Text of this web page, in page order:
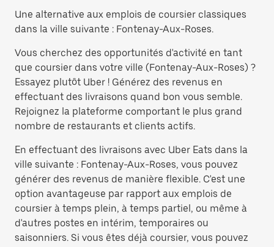
Une alternative aux emplois de coursier classiques
dans la ville suivante : Fontenay-Aux-Roses.
Vous cherchez des opportunités d'activité en tant
que coursier dans votre ville (Fontenay-Aux-Roses) ?
Essayez plutôt Uber ! Générez des revenus en
effectuant des livraisons quand bon vous semble.
Rejoignez la plateforme comportant le plus grand
nombre de restaurants et clients actifs.
En effectuant des livraisons avec Uber Eats dans la
ville suivante : Fontenay-Aux-Roses, vous pouvez
générer des revenus de manière flexible. C'est une
option avantageuse par rapport aux emplois de
coursier à temps plein, à temps partiel, ou même à
d'autres postes en intérim, temporaires ou
saisonniers. Si vous êtes déjà coursier, vous pouvez